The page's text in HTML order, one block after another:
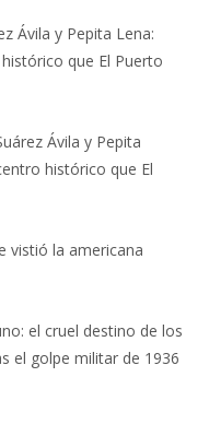
Ávila y Pepita Lena:
que El Puerto
Ávila y Pepita
histórico que El
vistió la americana
el cruel destino de los
el golpe militar de 1936